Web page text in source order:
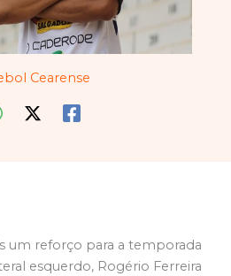
Cearense
um reforço para a temporada
esquerdo, Rogério Ferreira